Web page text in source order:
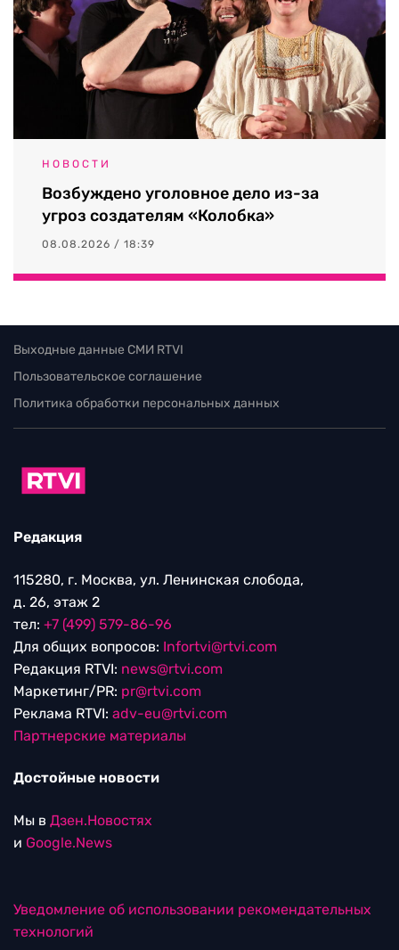
НОВОСТИ
Возбуждено уголовное дело из-за
угроз создателям «Колобка»
08.08.2026 / 18:39
Выходные данные СМИ RTVI
Пользовательское соглашение
Политика обработки персональных данных
Редакция
115280, г. Москва, ул. Ленинская слобода,
д. 26, этаж 2
тел: +7 (499) 579-86-96
Для общих вопросов: Infortvi@rtvi.com
Редакция RTVI: news@rtvi.com
Маркетинг/PR: pr@rtvi.com
Реклама RTVI: adv-eu@rtvi.com
Партнерские материалы
Достойные новости
Мы в Дзен.Новостях
и Google.News
Уведомление об использовании рекомендательных
технологий